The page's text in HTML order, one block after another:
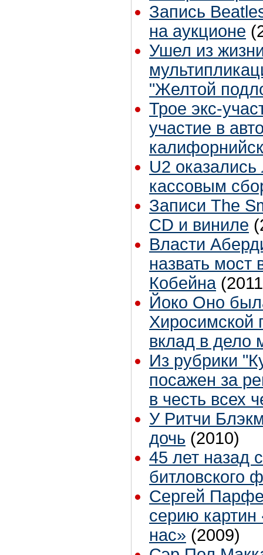
Запись
на аукционе
Ушел из
"Желтой
Трое экс-
участие в
U2
кассовым
Записи The
CD и виниле
Власти
назвать мост
Кобейна
Йоко Оно
Хиросимской
вклад в дело
Из рубрики
посажен за
в честь всех
У Ритчи
дочь (2010)
45 лет назад
битловского
Сергей
серию картин
нас» (2009)